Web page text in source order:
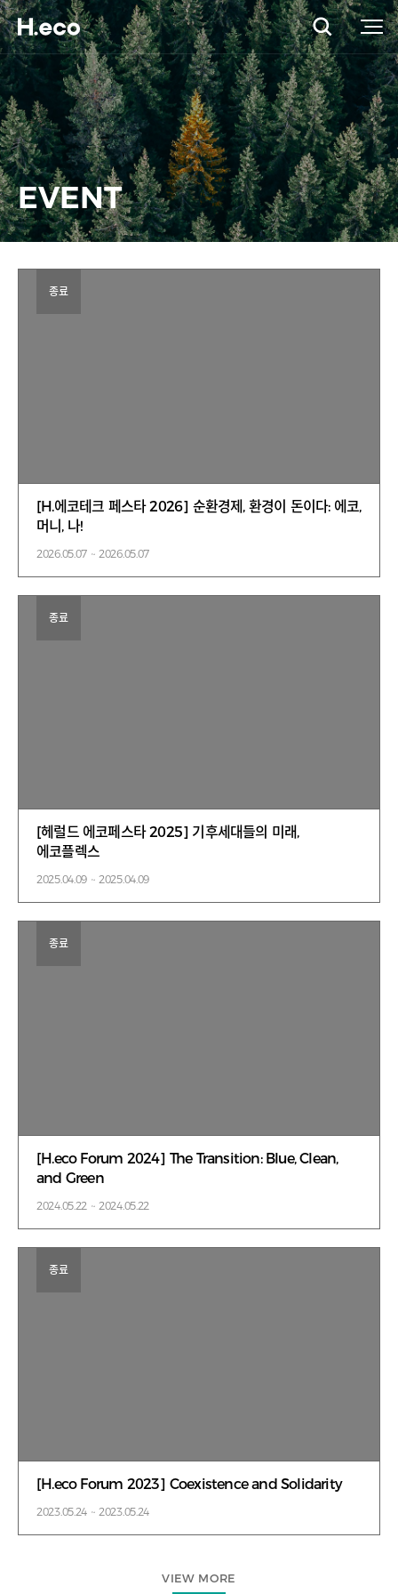
EVENT
종료
[H.에코테크 페스타 2026] 순환경제, 환경이 돈이다: 에코,
머니, 나!
2026.05.07 ~ 2026.05.07
종료
[헤럴드 에코페스타 2025] 기후세대들의 미래,
에코플렉스
2025.04.09 ~ 2025.04.09
종료
[H.eco Forum 2024] The Transition: Blue, Clean,
and Green
2024.05.22 ~ 2024.05.22
종료
[H.eco Forum 2023] Coexistence and Solidarity
2023.05.24 ~ 2023.05.24
VIEW MORE